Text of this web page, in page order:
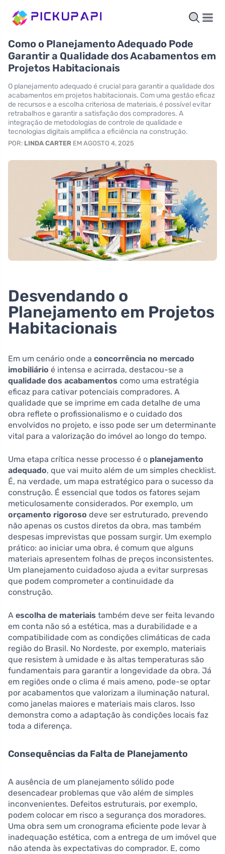
Como o Planejamento Adequado Pode
Garantir a Qualidade dos Acabamentos em
Projetos Habitacionais
O planejamento adequado é crucial para garantir a qualidade dos
acabamentos em projetos habitacionais. Com uma gestão eficaz
de recursos e a escolha criteriosa de materiais, é possível evitar
retrabalhos e garantir a satisfação dos compradores. A
integração de metodologias de controle de qualidade e
tecnologias digitais amplifica a eficiência na construção.
POR: LINDA CARTER EM AGOSTO 4, 2025
Desvendando o
Planejamento em Projetos
Habitacionais
Em um cenário onde a concorrência no mercado
imobiliário é intensa e acirrada, destacou-se a
qualidade dos acabamentos como uma estratégia
eficaz para cativar potenciais compradores. A
qualidade que se imprime em cada detalhe de uma
obra reflete o profissionalismo e o cuidado dos
envolvidos no projeto, e isso pode ser um determinante
vital para a valorização do imóvel ao longo do tempo.
Uma etapa crítica nesse processo é o planejamento
adequado, que vai muito além de um simples checklist.
É, na verdade, um mapa estratégico para o sucesso da
construção. É essencial que todos os fatores sejam
meticulosamente considerados. Por exemplo, um
orçamento rigoroso deve ser estruturado, prevendo
não apenas os custos diretos da obra, mas também
despesas imprevistas que possam surgir. Um exemplo
prático: ao iniciar uma obra, é comum que alguns
materiais apresentem folhas de preços inconsistentes.
Um planejamento cuidadoso ajuda a evitar surpresas
que podem comprometer a continuidade da
construção.
A escolha de materiais também deve ser feita levando
em conta não só a estética, mas a durabilidade e a
compatibilidade com as condições climáticas de cada
região do Brasil. No Nordeste, por exemplo, materiais
que resistem à umidade e às altas temperaturas são
fundamentais para garantir a longevidade da obra. Já
em regiões onde o clima é mais ameno, pode-se optar
por acabamentos que valorizam a iluminação natural,
como janelas maiores e materiais mais claros. Isso
demonstra como a adaptação às condições locais faz
toda a diferença.
Consequências da Falta de Planejamento
A ausência de um planejamento sólido pode
desencadear problemas que vão além de simples
inconvenientes. Defeitos estruturais, por exemplo,
podem colocar em risco a segurança dos moradores.
Uma obra sem um cronograma eficiente pode levar à
inadequação estética, com a entrega de um imóvel que
não atenda às expectativas do comprador. E, como